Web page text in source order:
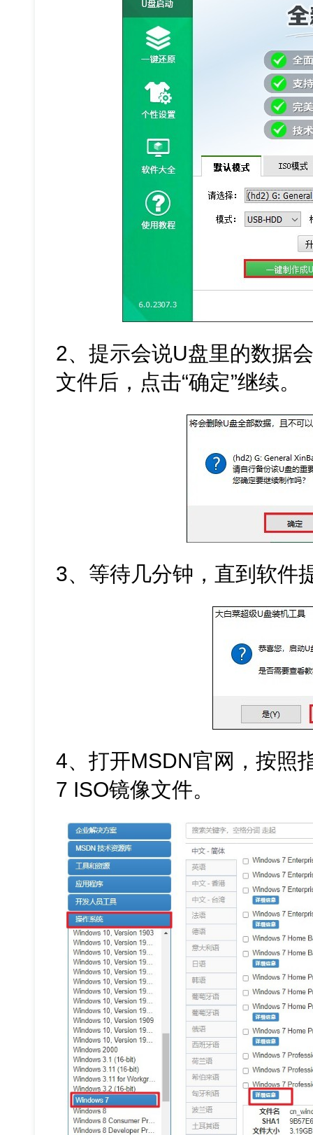
2、提示会说U盘里的数据
文件后，点击“确定”继续。
3、等待几分钟，直到软件
4、打开MSDN官网，按照
7 ISO镜像文件。